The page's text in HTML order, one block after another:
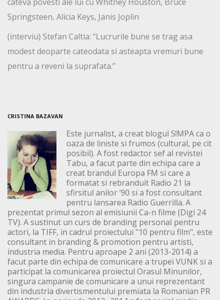
Springsteen, Alicia Keys, Janis Joplin
(interviu) Stefan Caltia: “Lucrurile bune se trag asa
modest deoparte cateodata si asteapta vremuri bune
pentru a reveni la suprafata.”
CRISTINA BAZAVAN
Este jurnalist, a creat blogul S!MPA ca o
oaza de liniste si frumos (cultural, pe cit
posibil). A fost redactor sef al revistei
Tabu, a facut parte din echipa care a
creat brandul Europa FM si care a
formatat si rebranduit Radio 21 la
sfirsitul anilor ‘90 si a fost consultant
pentru lansarea Radio Guerrilla. A
prezentat primul sezon al emisiunii Ca-n filme (Digi 24
TV). A sustinut un curs de branding personal pentru
actori, la TIFF, in cadrul proiectului "10 pentru film", este
consultant in branding & promotion pentru artisti,
industria media. Pentru aproape 2 ani (2013-2014) a
facut parte din echipa de comunicare a trupei VUNK si a
participat la comunicarea proiectul Orasul Minunilor,
singura campanie de comunicare a unui reprezentant
din industria divertismentului premiata la Romanian PR